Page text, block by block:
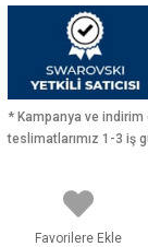
* Kampanya ve
teslimatlarımız 1-3 iş
Favorilere Ekle